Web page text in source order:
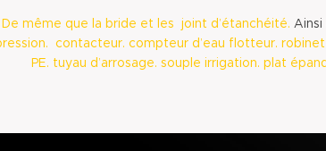
même que la bride et les joint d’étanchéité.
contacteur. compteur d’eau flotteur.
PE. tuyau d’arrosage. souple irrigation. plat